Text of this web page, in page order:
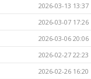
2026-03-13 13:37
2026-03-07 17:26
2026-03-06 20:06
2026-02-27 22:23
2026-02-26 16:20